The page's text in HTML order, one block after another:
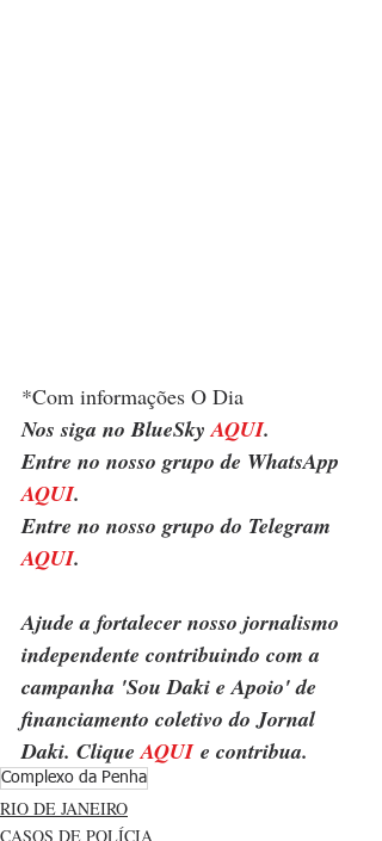
*Com informações O Dia
Nos siga no BlueSky AQUI.
Entre no nosso grupo de WhatsApp
AQUI.
Entre no nosso grupo do Telegram
AQUI.
Ajude a fortalecer nosso jornalismo
independente contribuindo com a
campanha 'Sou Daki e Apoio' de
financiamento coletivo do Jornal
Daki. Clique AQUI e contribua.
Complexo da Penha
RIO DE JANEIRO
CASOS DE POLÍCIA